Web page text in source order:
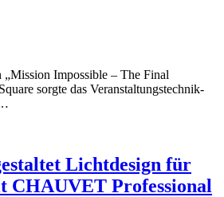
Impossible – The Final
sorgte das Veranstaltungstechnik-
Lichtdesign für
CHAUVET Professional